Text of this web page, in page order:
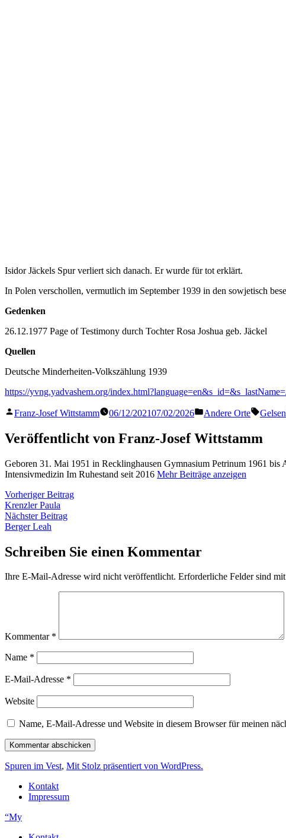
Isidor Jäckels Spur verliert sich danach. Er wurde für tot erklärt.
In Polen verschollen, vermutlich im September 1939 in den sowjetisch
Gedenken
26.12.1977 Page of Testimony durch Tochter Rosa Joshua geb. Jäckel
Quellen
Deutsche Minderheiten-Volkszählung 1939
https://yvng.yadvashem.org/
Veröffentlicht
Franz-Josef Wittstamm 06/12/202107/02/2026
Veröffentlicht
Andere Orte
Veröffentlicht von Franz-Josef Wittstamm
Geboren 31. Mai 1951 in Recklinghausen Gymnasium Petrinum 1961
Intensivmedizin Im Ruhestand seit 2016 Mehr Beiträge anzeigen
Beitragsnavigation
Vorheriger BeitragVorheriger
Krenzler Paula
Nächster BeitragNächster
Berger Leah
Schreiben Sie einen Kommentar
Ihre E-Mail-Adresse wird nicht veröffentlicht. Erforderliche Felder sind mit
Kommentar *
Name *
E-Mail-Adresse *
Website
Name, E-Mail-Adresse und Website in diesem Browser für meinen
Spuren im Vest, Mit Stolz präsentiert von WordPress.
Kontakt
Impressum
“My